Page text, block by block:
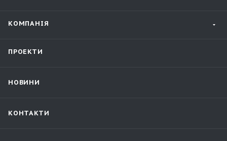
КОМПАНІЯ
ПРОЕКТИ
НОВИНИ
КОНТАКТИ